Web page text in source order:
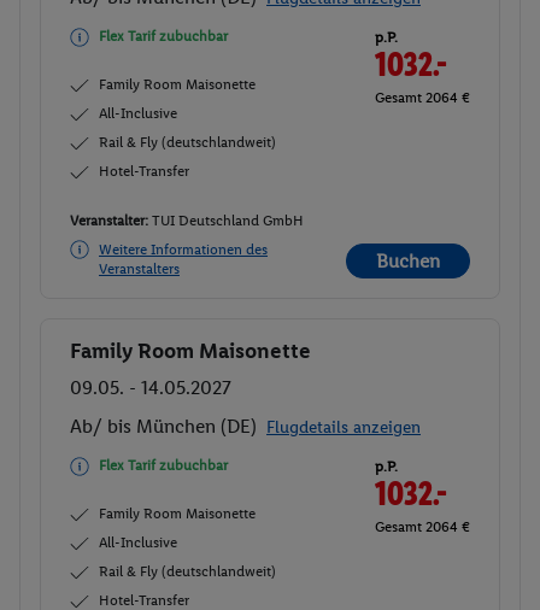
Flex Tarif zubuchbar
Family Room Maisonette
All-Inclusive
Rail & Fly (deutschlandweit)
Hotel-Transfer
p.P.
1032.-
Gesamt 2064 €
Veranstalter: TUI Deutschland GmbH
Weitere Informationen des
Veranstalters
Buchen
Buchen
Family Room Maisonette
09.05. - 14.05.2027
Ab/ bis München (DE) Flugdetails anzeigen
Flex Tarif zubuchbar
Family Room Maisonette
All-Inclusive
Rail & Fly (deutschlandweit)
Hotel-Transfer
p.P.
1032.-
Gesamt 2064 €